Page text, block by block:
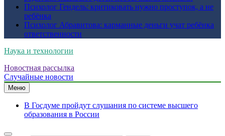
Психолог Гендель: критиковать нужно проступок, а не
ребёнка
Психолог Абравитова: карманные деньги учат ребёнка
ответственности
Наука и технологии
Новостная рассылка
Случайные новости
Меню
В Госдуме пройдут слушания по системе высшего
образования в России